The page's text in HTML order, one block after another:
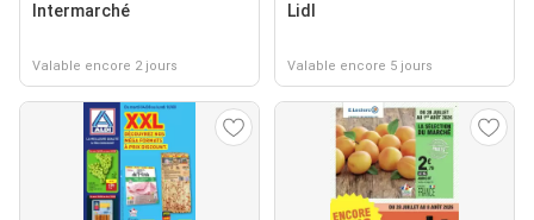
Intermarché
Valable encore 2 jours
Lidl
Valable encore 5 jours